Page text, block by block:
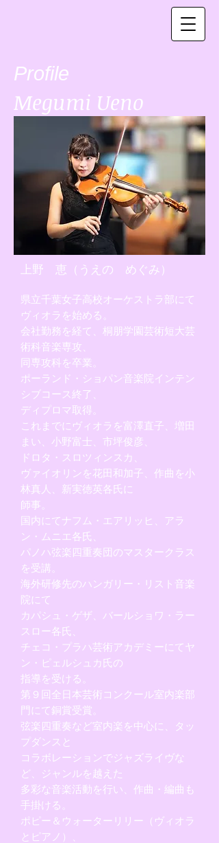
​Profile
Megumi Ueno
上野 恵（うえの めぐみ）
県立千葉女子高校オーケストラ部にて
ヴィオラを始める。
会社勤務を経て、桐朋学園芸術短大芸
術科音楽専攻、
同専攻科を卒業。
ポーランド・ショパン音楽院インテン
シブコース終了、
ディプロマ取得。
これまでにヴィオラを富澤直子、増田
まい、小野富士、市坪俊彦、
ドロタ・スロツィンスカ、
ヴァイオリンを花田和加子、作曲を小
林真人、 新実徳英各氏に
師事。
国内にてナフム・エアリッヒ、アラ
ン・ムニエ各氏、
パノハ弦楽四重奏団のマスタークラス
を受講。
海外研修先のハンガリー・リスト音楽
院にて
カパシュ・ゲザ、バールショワ・ラー
スロー各氏、
チェコ・プラハ芸術アカデミーにてヤ
ン・ピェルシュカ氏の
指導を受ける。
第９回全日本芸術コンクール室内楽部
門にて銅賞受賞。
弦楽四重奏など室内楽を中心に、タッ
プダンスと
コラボレーションでジャズライヴな
ど、ジャンルを越えた
多彩な音楽活動を行い、作曲・編曲も
手掛ける。
ポピー＆ウォーターリリー（ヴィオラ
とピアノ）、